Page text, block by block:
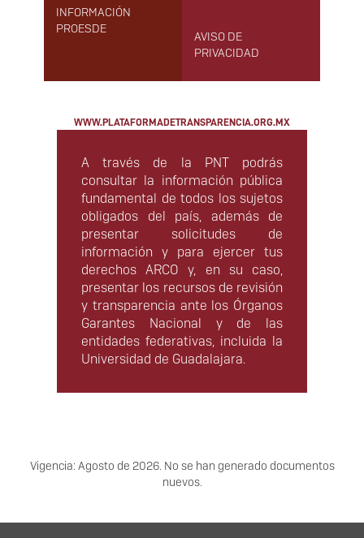
INFORMACIÓN
PROESDE
AVISO DE
PRIVACIDAD
WWW.PLATAFORMADETRANSPARENCIA.ORG.MX
A través de la PNT podrás
consultar la información pública
fundamental de todos los sujetos
obligados del país, además de
presentar solicitudes de
información y para ejercer tus
derechos ARCO y, en su caso,
presentar los recursos de revisión
y transparencia ante los Órganos
Garantes Nacional y de las
entidades federativas, incluida la
Universidad de Guadalajara.
Vigencia: Agosto de 2026. No se han generado documentos
nuevos.